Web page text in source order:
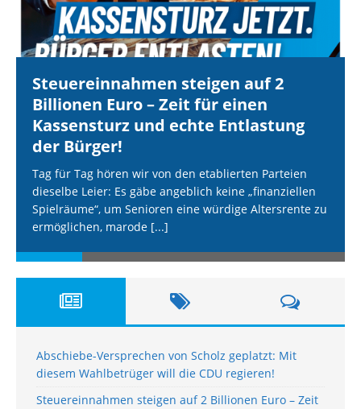
Steuereinnahmen steigen auf 2
Billionen Euro – Zeit für einen
Kassensturz und echte Entlastung
der Bürger!
Tag für Tag hören wir von den etablierten Parteien
dieselbe Leier: Es gäbe angeblich keine „finanziellen
Spielräume“, um Senioren eine würdige Altersrente zu
ermöglichen, marode [...]
Abschiebe-Versprechen von Scholz geplatzt: Mit
diesem Wahlbetrüger will die CDU regieren!
Steuereinnahmen steigen auf 2 Billionen Euro – Zeit